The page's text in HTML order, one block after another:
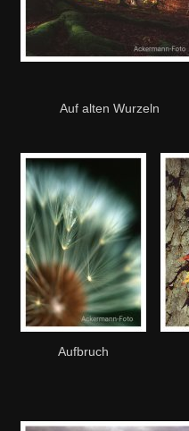
Auf alten Wurzeln
Aufbruch